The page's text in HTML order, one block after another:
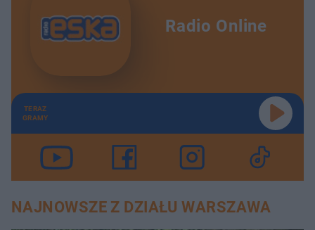
Radio Online
TERAZ
GRAMY
NAJNOWSZE Z DZIAŁU WARSZAWA